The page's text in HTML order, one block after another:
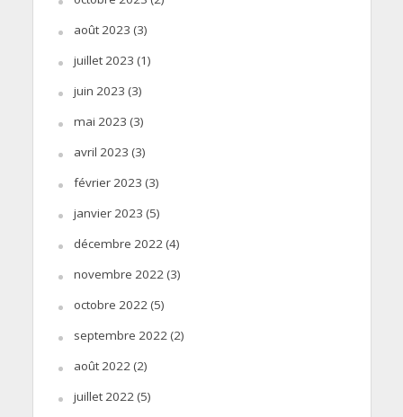
août 2023 (3)
juillet 2023 (1)
juin 2023 (3)
mai 2023 (3)
avril 2023 (3)
février 2023 (3)
janvier 2023 (5)
décembre 2022(4)
novembre 2022(3)
octobre 2022(5)
septembre 2022(2)
août 2022(2)
juillet 2022(5)